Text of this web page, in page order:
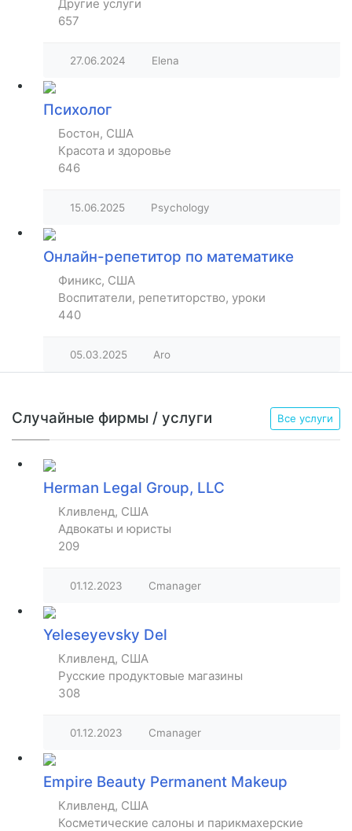
Другие услуги
657
27.06.2024 Elena
Психолог
Бостон, США
Красота и здоровье
646
15.06.2025 Psychology
Онлайн-репетитор по математике
Финикс, США
Воспитатели, репетиторство, уроки
440
05.03.2025 Aro
Случайные фирмы / услуги Все услуги
Herman Legal Group, LLC
Кливленд, США
Адвокаты и юристы
209
01.12.2023 Cmanager
Yeleseyevsky Del
Кливленд, США
Русские продуктовые магазины
308
01.12.2023 Cmanager
Empire Beauty Permanent Makeup
Кливленд, США
Косметические салоны и парикмахерские